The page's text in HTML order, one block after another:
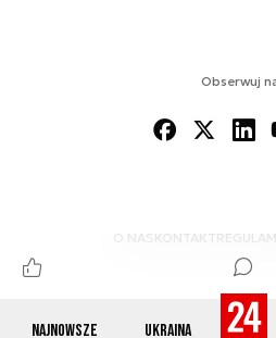
Najnowsze Ukraina
Obserwuj
O NAS KONTAKT